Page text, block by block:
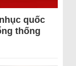
quốc
thống